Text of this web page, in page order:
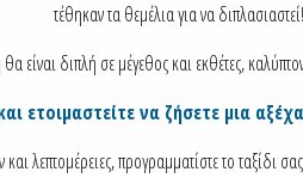
τέθηκαν τα θεμέλια για να διπλασιαστεί!
είναι διπλή σε μέγεθος και εκθέτες,
ετοιμαστείτε να ζήσετε μια
λεπτομέρειες, προγραμματίστε το ταξίδι σας